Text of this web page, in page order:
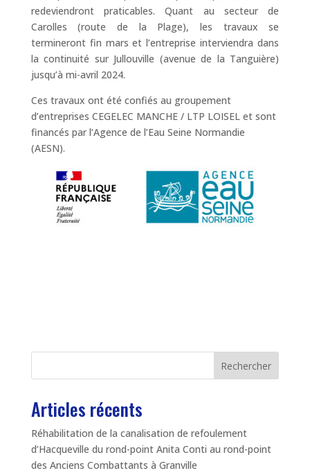
redeviendront praticables. Quant au secteur de
Carolles (route de la Plage), les travaux se
termineront fin mars et l’entreprise interviendra dans
la continuité sur Jullouville (avenue de la Tanguière)
jusqu’à mi-avril 2024.
Ces travaux ont été confiés au groupement
d’entreprises CEGELEC MANCHE / LTP LOISEL et sont
financés par l’Agence de l’Eau Seine Normandie
(AESN).
Rechercher
Articles récents
Réhabilitation de la canalisation de refoulement
d’Hacqueville du rond-point Anita Conti au rond-point
des Anciens Combattants à Granville